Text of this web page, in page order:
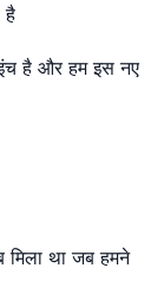
है
है और हम इस नए
था जब हमने